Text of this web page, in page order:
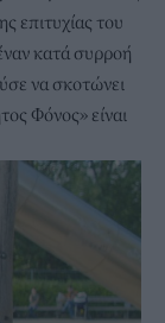
επιτυχίας του
κατά συρροή
να σκοτώνει
Φόνος» είναι